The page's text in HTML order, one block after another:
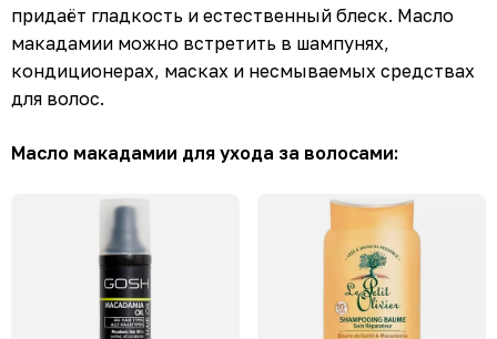
придаёт гладкость и естественный блеск. Масло
макадамии можно встретить в шампунях,
кондиционерах, масках и несмываемых средствах
для волос.
Масло макадамии для ухода за волосами: